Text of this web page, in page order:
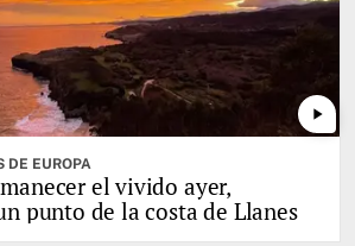
play_arrow
DE EUROPA
el vivido ayer,
punto de la costa de Llanes